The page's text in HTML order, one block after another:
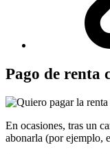
Pago de renta
En ocasiones, tras un
abonarla (por ejemplo,